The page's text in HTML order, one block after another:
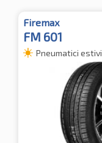
Firemax
FM 601
Pneumatici estivi